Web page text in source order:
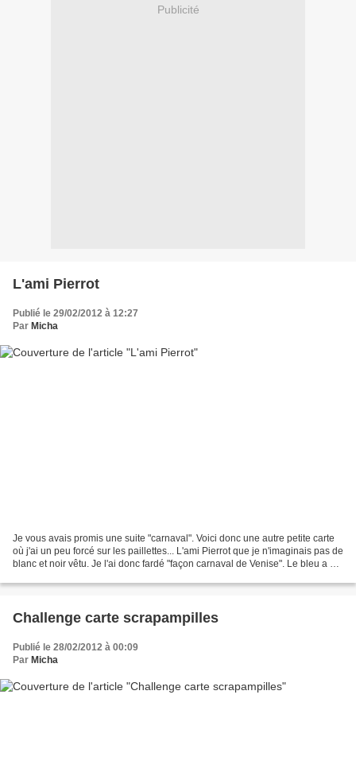
Publicité
L'ami Pierrot
Publié le 29/02/2012 à 12:27
Par Micha
Je vous avais promis une suite "carnaval". Voici donc une autre petite carte
où j'ai un peu forcé sur les paillettes... L'ami Pierrot que je n'imaginais pas de
blanc et noir vêtu. Je l'ai donc fardé "façon carnaval de Venise". Le bleu a été
Challenge carte scrapampilles
Publié le 28/02/2012 à 00:09
Par Micha